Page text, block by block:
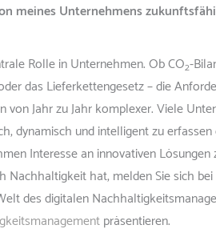
meines Unternehmens
Rolle in Unternehmen. Ob CO2-
das Lieferkettengesetz – die
Jahr zu Jahr komplexer. Viele
dynamisch und intelligent zu erfassen
Interesse an innovativen Lösungen
Nachhaltigkeit hat, melden Sie sich
des digitalen
präsentieren.